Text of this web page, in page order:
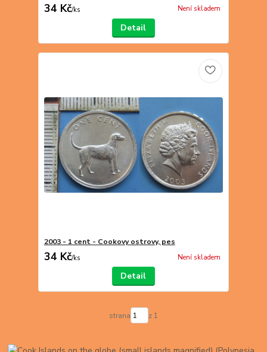
34 Kč/ks Není skladem
Detail
2003 - 1 cent - Cookovy ostrovy, pes
34 Kč/ks Není skladem
Detail
strana z 1